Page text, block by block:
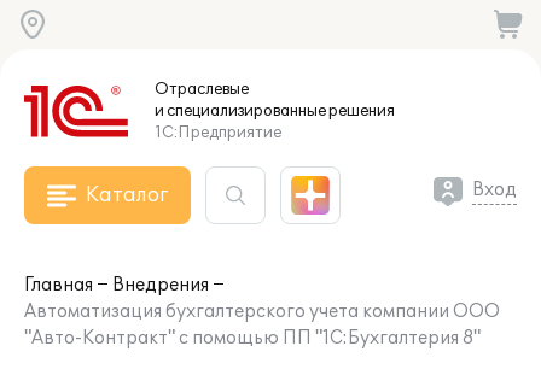
Отраслевые
и специализированныерешения
1С:Предприятие
Каталог Вход
Главная
Внедрения
Автоматизация бухгалтерского учета компании ООО
"Авто-Контракт" с помощью ПП "1С:Бухгалтерия 8"